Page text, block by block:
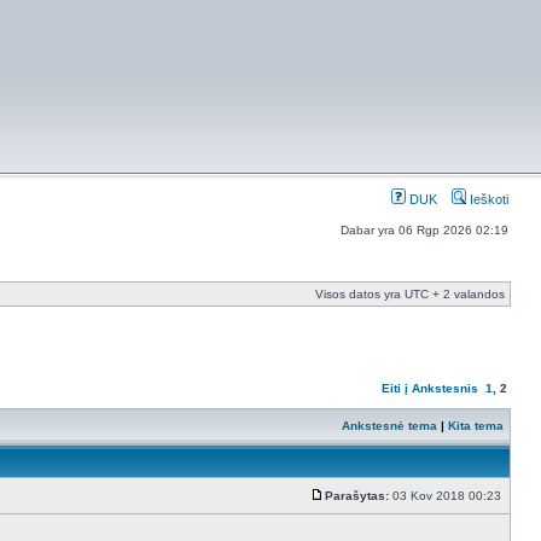
DUK Ieškoti
Dabar yra 06 Rgp 2026 02:19
Visos datos yra UTC + 2 valandos
Eiti į Ankstesnis 1 2
Ankstesnė tema | Kita tema
Parašytas: 03 Kov 2018 00:23